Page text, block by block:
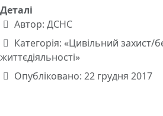
Деталі
Автор: ДСНС
Категорія: «Цивільний захист/
життєдіяльності»
Опубліковано: 22 грудня 2017